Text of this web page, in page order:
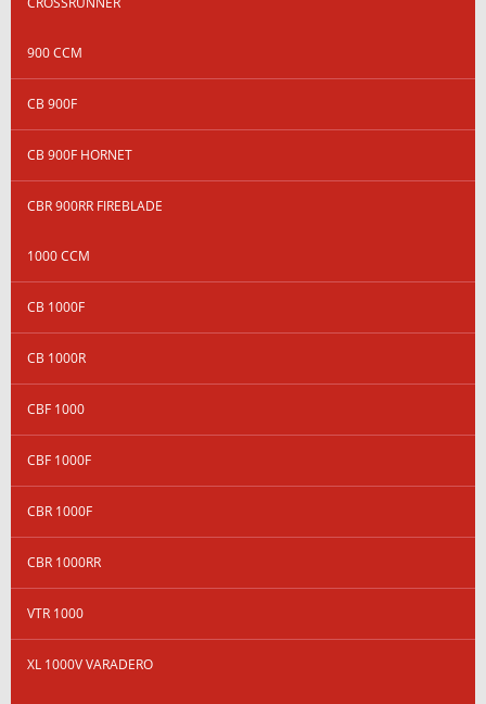
900 CCM
CB 900F
CB 900F HORNET
CBR 900RR FIREBLADE
1000 CCM
CB 1000F
CB 1000R
CBF 1000
CBF 1000F
CBR 1000F
CBR 1000RR
VTR 1000
XL 1000V VARADERO